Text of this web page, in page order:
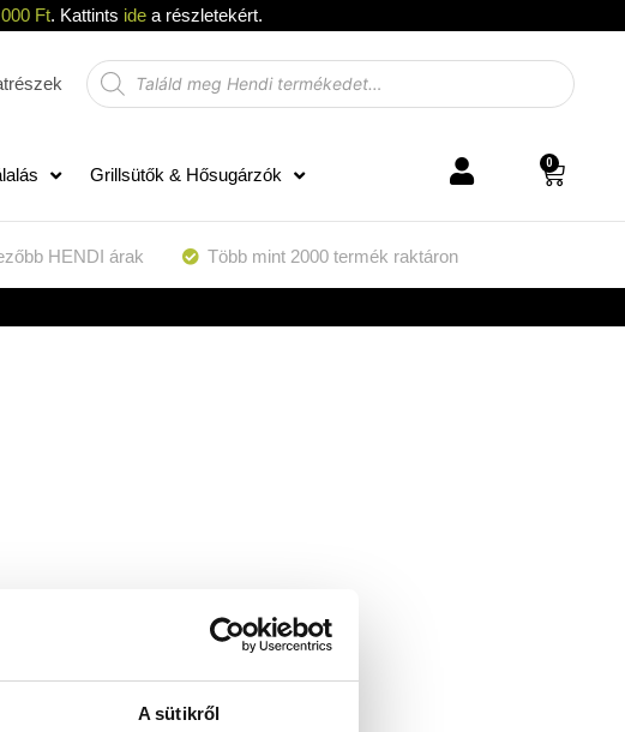
A sütikről
Ft. Kattints idea részletekért.
Grillsütők & Hősugárzók
0
HENDI árak Több mint 2000 termék raktáron